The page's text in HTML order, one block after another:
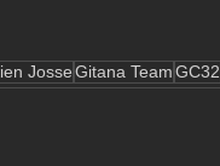
JosseGitana TeamGC32